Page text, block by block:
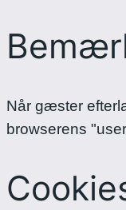
Når gæster
browserens